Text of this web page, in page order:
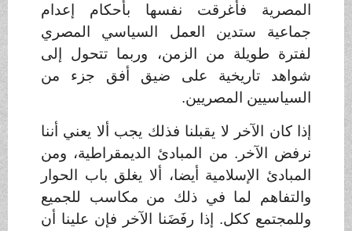
المصرية فأغرقت نفسها بأحكام إعدام
جماعية ستدين العمل السياسي المصري
لفترة طويلة من الزمن، وربما تتحول إلى
شواهد تاريخية على ضيق أفق جزء من
السياسيين المصريين.
إذا كان الآخر لا يقبلنا فذلك يجب ألا يعني أننا
نرفض الآخر. من المبادئ الديمقراطية، ومن
المبادئ الإسلامية أيضا، ألا يغلق باب الحوار
والتفاهم لما في ذلك من مكاسب للجميع
وللمجتمع ككل. إذا رفَضَنا الآخر فإن علينا أن